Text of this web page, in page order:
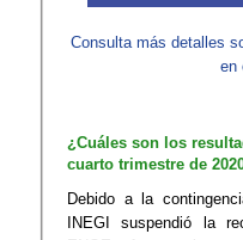
Consulta más detalles
en
¿Cuáles son los
cuarto trimestre de
Debido a la
INEGI suspendió la